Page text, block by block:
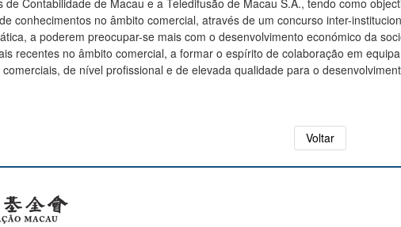
de Contabilidade de Macau e a Teledifusão de Macau S.A., tendo como
conhecimentos no âmbito comercial, através de um concurso inter-
a poderem preocupar-se mais com o desenvolvimento económico da
recentes no âmbito comercial, a formar o espírito de colaboração em
de nível profissional e de elevada qualidade para o
Voltar